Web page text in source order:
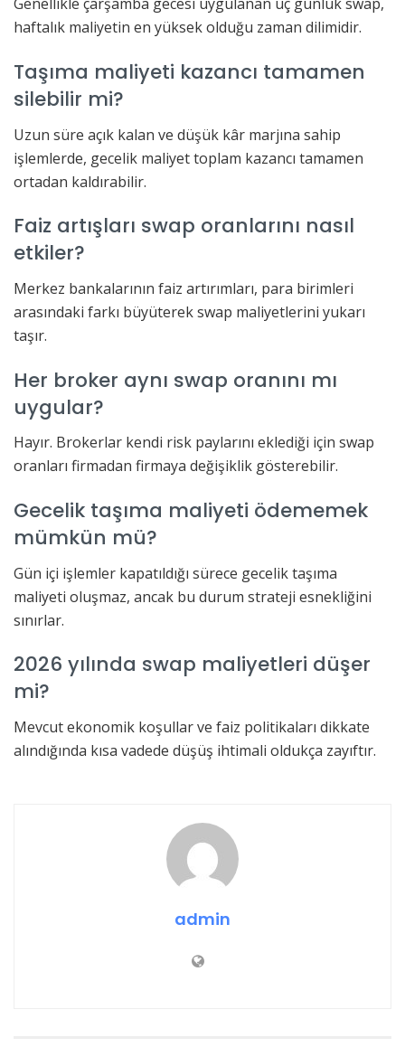
haftalık maliyetin en yüksek olduğu zaman dilimidir.
Taşıma maliyeti kazancı tamamen
silebilir mi?
Uzun süre açık kalan ve düşük kâr marjına sahip
işlemlerde, gecelik maliyet toplam kazancı tamamen
ortadan kaldırabilir.
Faiz artışları swap oranlarını nasıl
etkiler?
Merkez bankalarının faiz artırımları, para birimleri
arasındaki farkı büyüterek swap maliyetlerini yukarı
taşır.
Her broker aynı swap oranını mı
uygular?
Hayır. Brokerlar kendi risk paylarını eklediği için swap
oranları firmadan firmaya değişiklik gösterebilir.
Gecelik taşıma maliyeti ödememek
mümkün mü?
Gün içi işlemler kapatıldığı sürece gecelik taşıma
maliyeti oluşmaz, ancak bu durum strateji esnekliğini
sınırlar.
2026 yılında swap maliyetleri düşer
mi?
Mevcut ekonomik koşullar ve faiz politikaları dikkate
alındığında kısa vadede düşüş ihtimali oldukça zayıftır.
admin